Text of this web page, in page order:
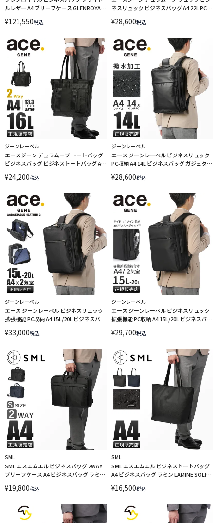
ルレザー A4 ブリーフケース GLENROYAL
¥121,550税込
ネスリュック ビジネスバッグ A4 22L PC収
DURAMOVE 68139
¥28,600税込
ジーンレーベル
エースジーン デュラムーブ トートバッグ
ビジネスバッグ ビジネストートバッグ A4
LABEL DURAMOVE 68138
¥24,200税込
ジーンレーベル
エース ジーンレーベル ビジネスリュック
PC収納 A4 14L ビジネスバッグ ガジェタブ
68662
¥28,600税込
ジーンレーベル
エース ジーンレーベル ビジネスリュック
拡張機能 PC収納 A4 15L/20L ビジネスバッ
GADGETABLE HEATHER 2 68297
¥33,000税込
ジーンレーベル
エース ジーンレーベル ビジネスリュック
拡張機能 PC収納 A4 15L/20L ビジネスバッ
GADGETABLE R 68007
¥29,700税込
SML
SML エスエムエル ビジネスバッグ 2WAY
ブリーフケース A4 ビジネスバッグ ラミン
K905007
¥19,800税込
SML
SML エスエムエル ビジネストートバッグ
A4 ビジネスバッグ ラミン LAMINE SOLID
¥16,500税込